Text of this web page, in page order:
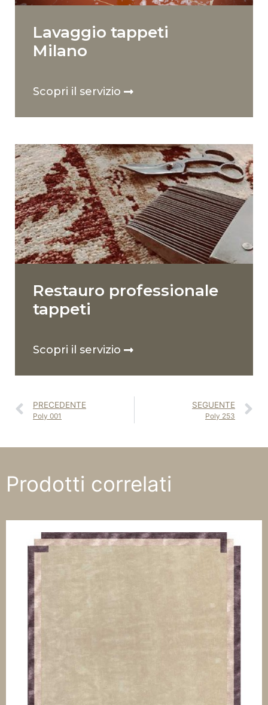
Lavaggio tappeti
Milano
Scopri il servizio
Restauro professionale
tappeti
Scopri il servizio
PRECEDENTE
Poly 001
SEGUENTE
Poly 253
Prodotti correlati